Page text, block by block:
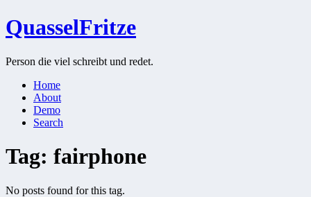
QuasselFritze
Person die viel schreibt und redet.
Home
About
Demo
Search
Tag: fairphone
No posts found for this tag.